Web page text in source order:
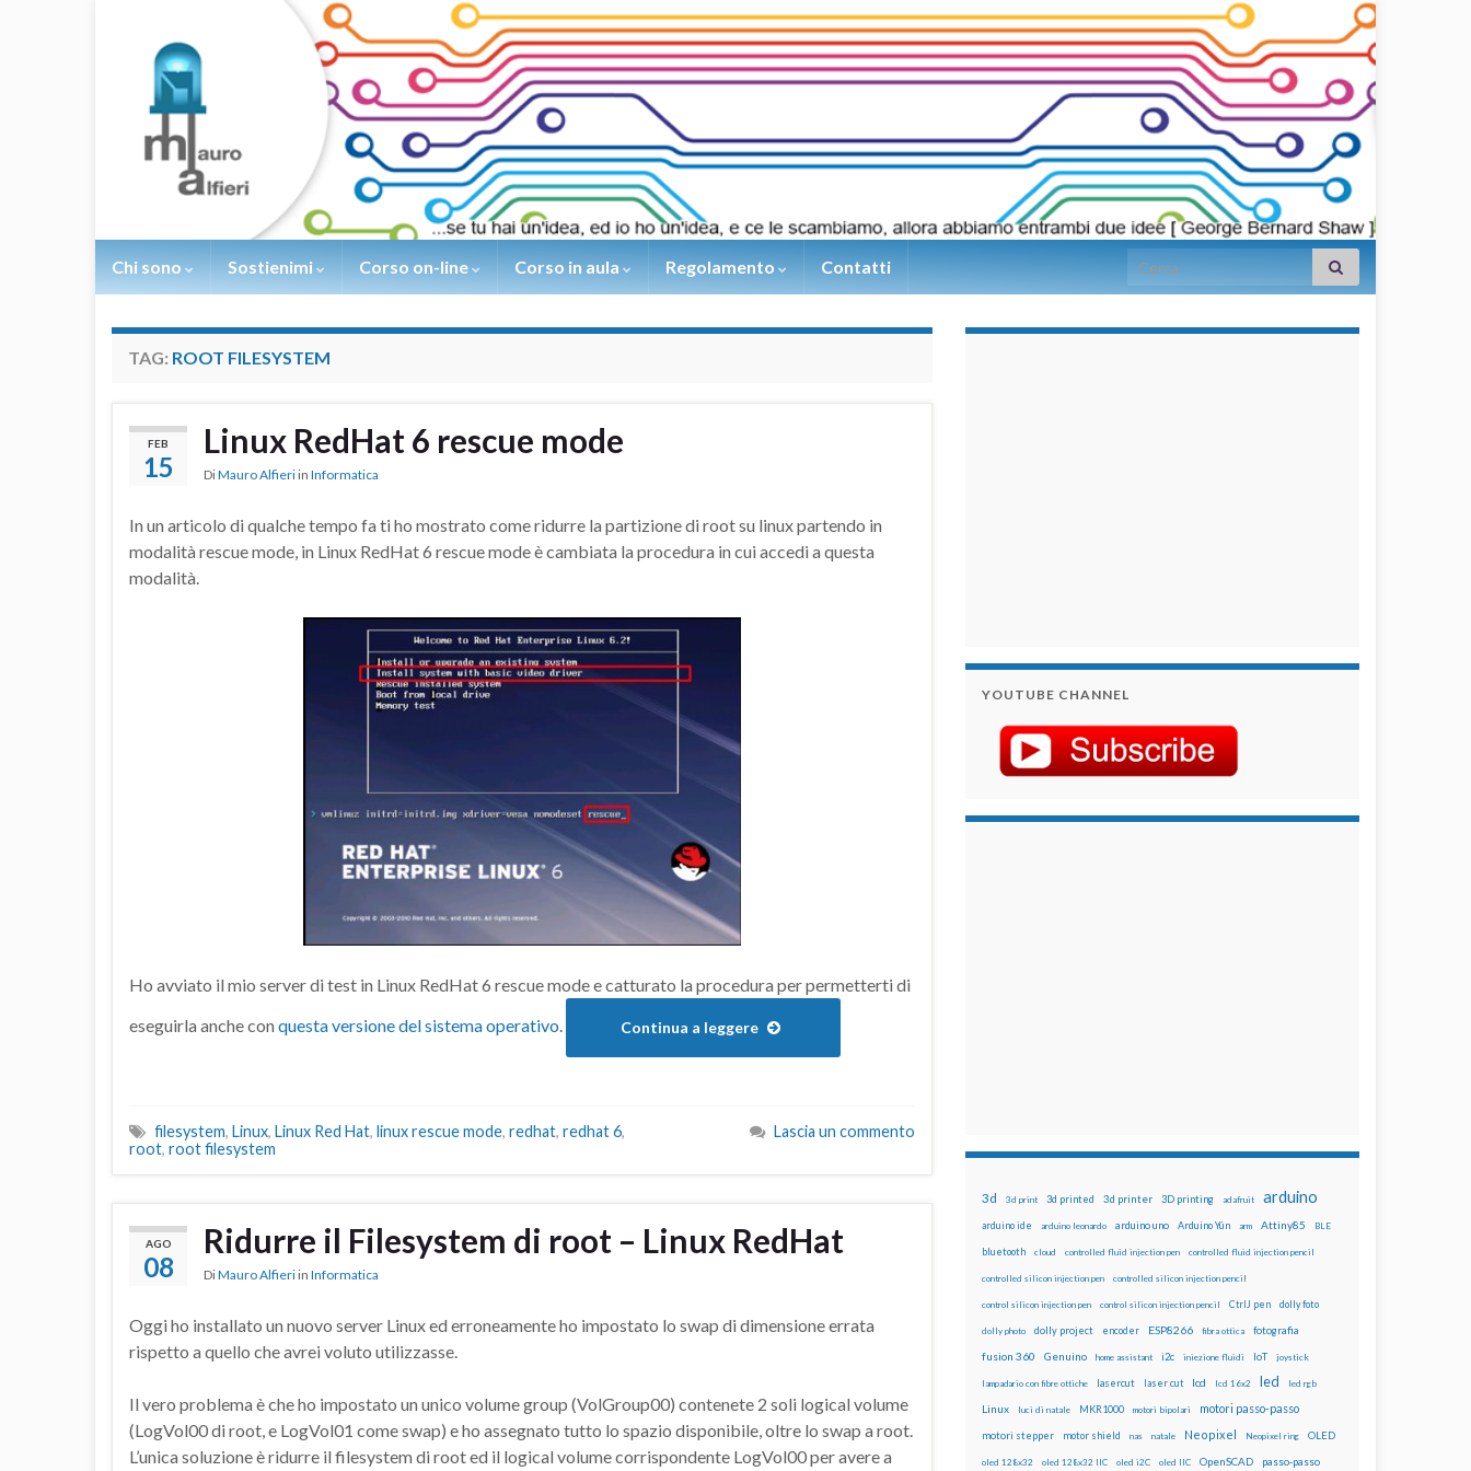
Chi sono Sostienimi Corso on-line Corso in aula Regolamento Contatti Search for:
TAG: ROOT FILESYSTEM
FEB
15
Linux RedHat 6 rescue mode
DiMauro Alfieri in Informatica
In un articolo di qualche tempo fa ti ho mostrato come ridurre la partizione di root su linux partendo in
modalità rescue mode, in Linux RedHat 6 rescue mode è cambiata la procedura in cui accedi a questa
modalità.
Ho avviato il mio server di test in Linux RedHat 6 rescue mode e catturato la procedura per permetterti di
eseguirla anche con questa versione del sistema operativo. Continua a leggere
filesystem, Linux, Linux Red Hat, linux rescue mode, redhat, redhat 6,
root, root filesystem
Lascia un commento
AGO
08
Ridurre il Filesystem di root – Linux RedHat
DiMauro Alfieri in Informatica
Oggi ho installato un nuovo server Linux ed erroneamente ho impostato lo swap di dimensione errata
rispetto a quello che avrei voluto utilizzasse.
Il vero problema è che ho impostato un unico volume group (VolGroup00) contenete 2 soli logical volume
(LogVol00 di root, e LogVol01 come swap) e ho assegnato tutto lo spazio disponibile, oltre lo swap a root.
L’unica soluzione è ridurre il filesystem di root ed il logical volume corrispondente LogVol00 per avere a
YOUTUBE CHANNEL
3d 3d print 3d printed 3d printer 3D printing adafruit arduino
arduino ide arduino leonardo arduino uno Arduino Yún arm Attiny85 BLE
bluetooth cloud controlled fluid injection pen controlled fluid injection pencil
controlled silicon injection pen controlled silicon injection pencil
control silicon injection pen control silicon injection pencil CtrlJ pen dolly foto
dolly photo dolly project encoder ESP8266 fibra ottica fotografia
fusion 360 Genuino home assistant i2c iniezione fluidi IoT joystick
lampadario con fibre ottiche lasercut laser cut lcd lcd 16x2 led led rgb
Linux luci di natale MKR1000 motori bipolari motori passo-passo
motori stepper motor shield nas natale Neopixel Neopixel ring OLED
oled 128x32 oled 128x32 IIC oled i2C oled IIC OpenSCAD passo-passo